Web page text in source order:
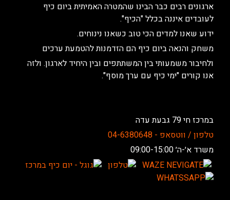
ארגונים רבים כבר הבינו שהמטרה האמיתית ביום כיף
לעובדים איננה בכלל "הכיף".
ידוע שאנו למדים הכי טוב כשאנו נינוחים.
משחק והנאה ביום כיף הם הזדמנות להטמעת ערכים
ולחיבור משמעותי בין המשתתפים ובין היחיד לארגון. ולזה
אנו קורים "ימי כיף עם ערך מוסף".
במרכז חי 79 גבעת עדה
טלפון / ווטסאפ - 04-6380648
משרד א׳-ה׳ 09:00-15:00